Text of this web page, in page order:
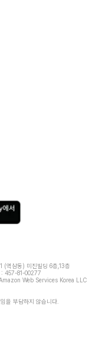
(역삼동) 미진빌딩 6층,13층
: 457-81-00277
Web Services Korea LLC
을 부담하지 않습니다.